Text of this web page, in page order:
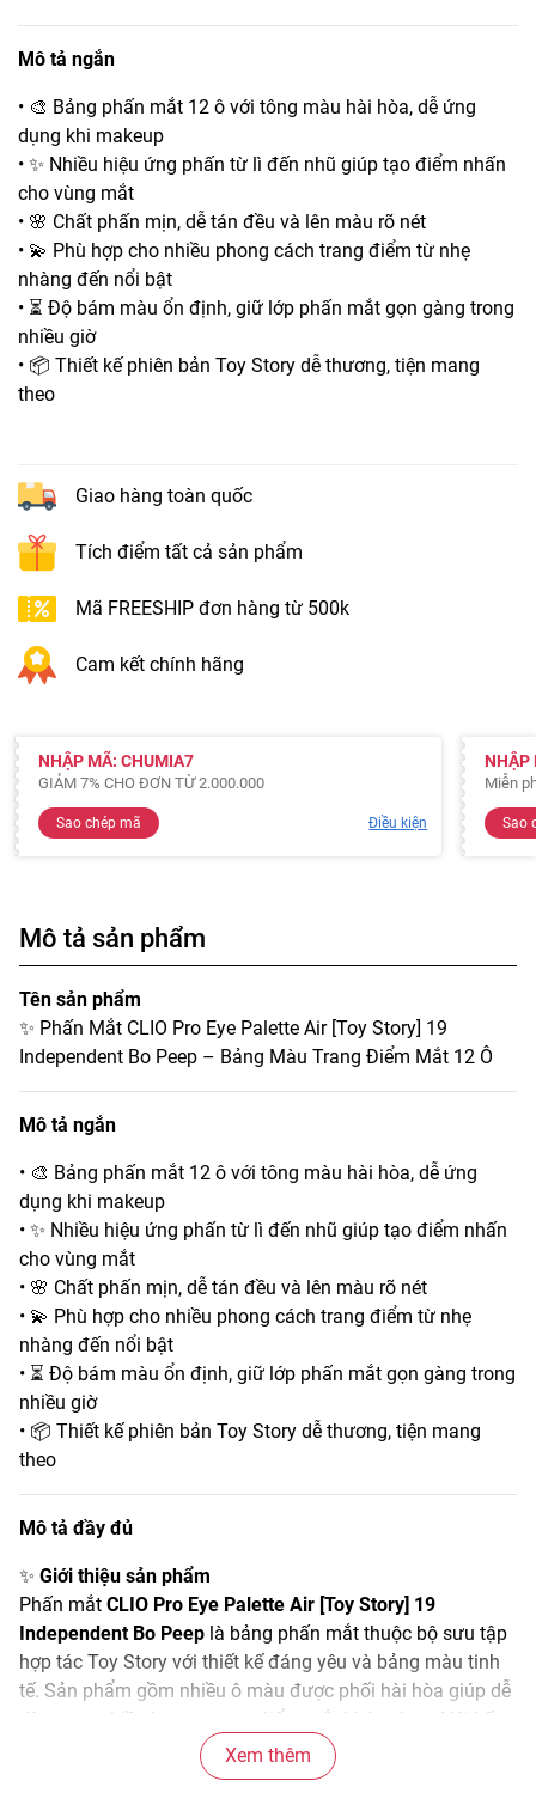
Mô tả ngắn
• 🎨 Bảng phấn mắt 12 ô với tông màu hài hòa, dễ ứng
dụng khi makeup
• ✨ Nhiều hiệu ứng phấn từ lì đến nhũ giúp tạo điểm nhấn
cho vùng mắt
• 🌸 Chất phấn mịn, dễ tán đều và lên màu rõ nét
• 💫 Phù hợp cho nhiều phong cách trang điểm từ nhẹ
nhàng đến nổi bật
• ⏳ Độ bám màu ổn định, giữ lớp phấn mắt gọn gàng trong
nhiều giờ
• 📦 Thiết kế phiên bản Toy Story dễ thương, tiện mang
theo
Giao hàng toàn quốc
Tích điểm tất cả sản phẩm
Mã FREESHIP đơn hàng từ 500k
Cam kết chính hãng
NHẬP MÃ: CHUMIA7
GIẢM 7% CHO ĐƠN TỪ 2.000.000
Sao chép mã Điều kiện
NHẬP
Miễn
Sao
Mô tả sản phẩm
Tên sản phẩm
✨ Phấn Mắt CLIO Pro Eye Palette Air [Toy Story] 19
Independent Bo Peep – Bảng Màu Trang Điểm Mắt 12 Ô
Mô tả ngắn
• 🎨 Bảng phấn mắt 12 ô với tông màu hài hòa, dễ ứng
dụng khi makeup
• ✨ Nhiều hiệu ứng phấn từ lì đến nhũ giúp tạo điểm nhấn
cho vùng mắt
• 🌸 Chất phấn mịn, dễ tán đều và lên màu rõ nét
• 💫 Phù hợp cho nhiều phong cách trang điểm từ nhẹ
nhàng đến nổi bật
• ⏳ Độ bám màu ổn định, giữ lớp phấn mắt gọn gàng trong
nhiều giờ
• 📦 Thiết kế phiên bản Toy Story dễ thương, tiện mang
theo
Mô tả đầy đủ
✨ Giới thiệu sản phẩm
Phấn mắt CLIO Pro Eye Palette Air [Toy Story] 19
Independent Bo Peep là bảng phấn mắt thuộc bộ sưu tập
hợp tác Toy Story với thiết kế đáng yêu và bảng màu tinh
tế. Sản phẩm gồm nhiều ô màu được phối hài hòa giúp dễ
dàng tạo nhiều layout trang điểm mắt khác nhau. Với kết
cấu phấn mịn cùng hiệu ứng màu đa dạng, bảng phấn mắt
này giúp đôi mắt trông nổi bật và có chiều sâu hơn trong
Xem thêm